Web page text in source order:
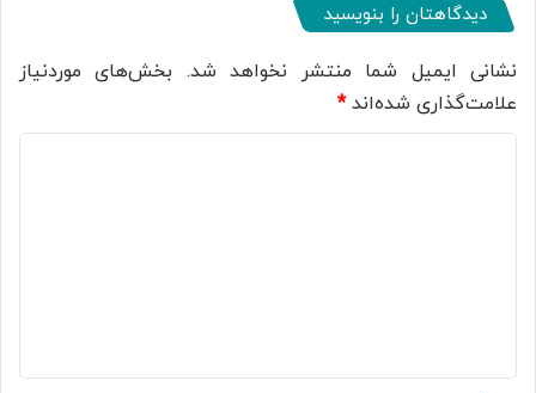
دیدگاهتان را بنویسید
نشانی ایمیل شما منتشر نخواهد شد. بخش‌های موردنیاز
علامت‌گذاری شده‌اند*